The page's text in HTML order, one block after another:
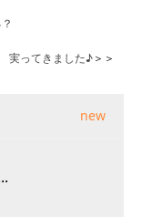
実ってきました♪＞＞
new